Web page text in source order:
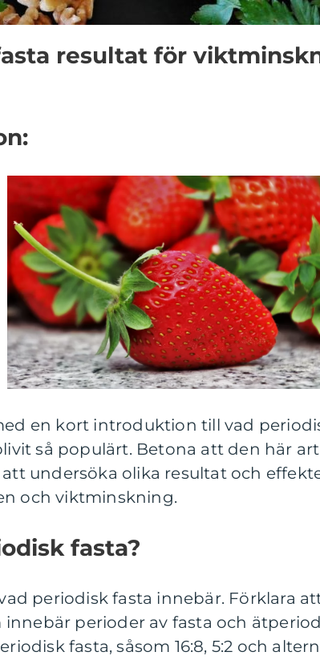
resultat för
en kort introduktion till vad
så populärt. Betona att den här
undersöka olika resultat och
och viktminskning.
fasta?
periodisk fasta innebär. Förklara
perioder av fasta och
fasta, såsom 16:8, 5:2 och